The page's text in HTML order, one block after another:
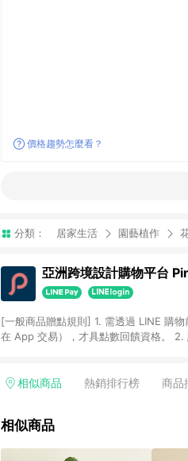
價格趨勢怎麼看？
分類： 居家生活 園藝植作
亞洲跨境設計購物平台
[一般商品贈點規則] 1. 需透過 LINE 購
在 App 交易），才具點數回饋資格。
格，部分退款不在此限。 6. APP 請更
使用規則請以點數紅包活動說明為準。
相似商品 熱銷排行榜 商品
相似商品